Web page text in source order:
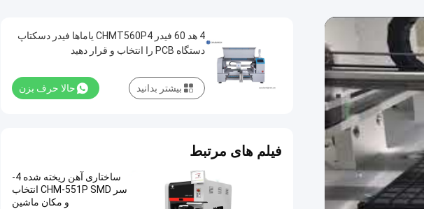
4 هد 60 فیدر CHMT560P4 یاماها فیدر دسکتاپ
دستگاه PCB را انتخاب و قرار دهید
حالا حرف بزن بیشتر بدانید
فیلم های مرتبط
ساختاری آهن ریخته شده 4-
سر CHM-551P SMD انتخاب
و مکان ماشین